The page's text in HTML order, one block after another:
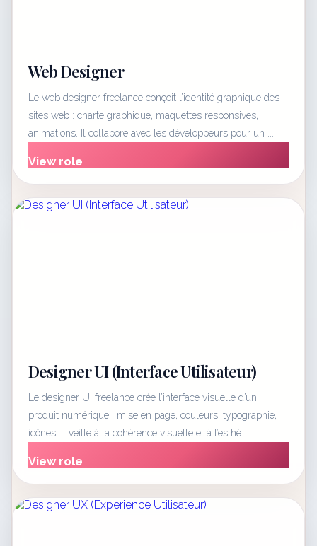
Web Designer
Le web designer freelance conçoit l’identité graphique des
sites web : charte graphique, maquettes responsives,
animations. Il collabore avec les développeurs pour un ...
View role
Designer UI (Interface Utilisateur)
Le designer UI freelance crée l’interface visuelle d’un
produit numérique : mise en page, couleurs, typographie,
icônes. Il veille à la cohérence visuelle et à l’esthé...
View role